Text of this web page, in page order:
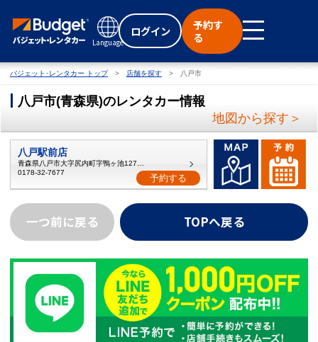
Language
ログイン
予約す
る
バジェット･レンタカー トップ 店舗を探す 八戸市
八戸市(青森県)のレンタカー情報
地図から探す＞
八戸駅前店
0178-32-7677
予約する
一つ前に戻る TOPへ戻る